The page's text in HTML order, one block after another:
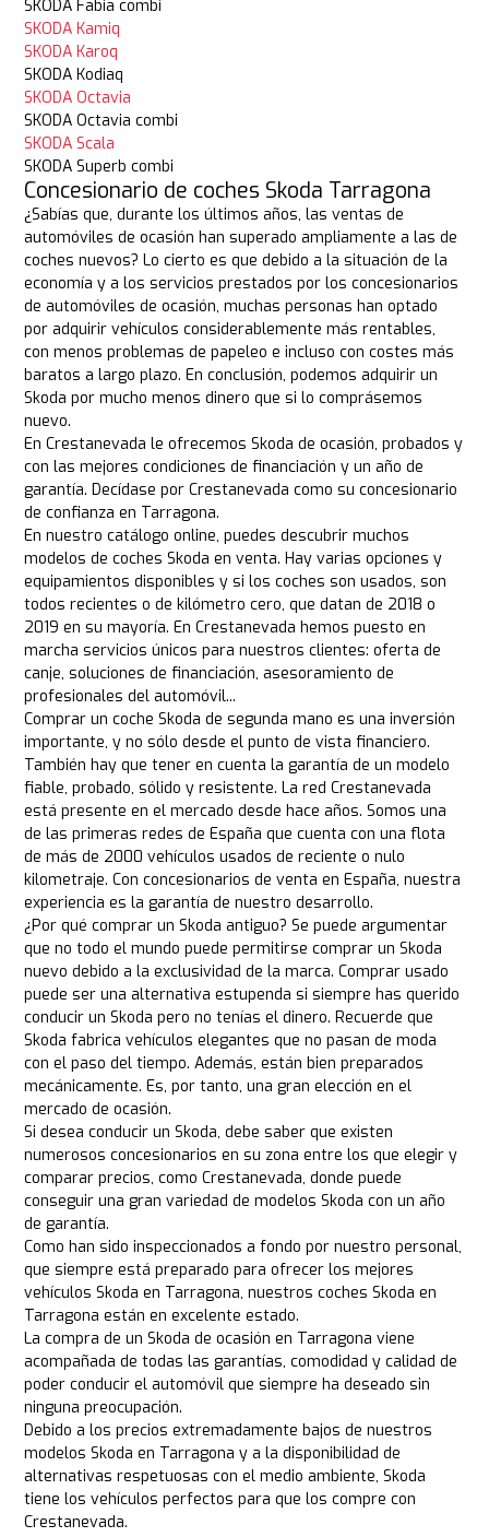
SKODA Fabia combi
SKODA Kamiq
SKODA Karoq
SKODA Kodiaq
SKODA Octavia
SKODA Octavia combi
SKODA Scala
SKODA Superb combi
Concesionario de coches Skoda Tarragona
¿Sabías que, durante los últimos años, las ventas de
automóviles de ocasión han superado ampliamente a las de
coches nuevos? Lo cierto es que debido a la situación de la
economía y a los servicios prestados por los concesionarios
de automóviles de ocasión, muchas personas han optado
por adquirir vehículos considerablemente más rentables,
con menos problemas de papeleo e incluso con costes más
baratos a largo plazo. En conclusión, podemos adquirir un
Skoda por mucho menos dinero que si lo comprásemos
nuevo.
En Crestanevada le ofrecemos Skoda de ocasión, probados y
con las mejores condiciones de financiación y un año de
garantía. Decídase por Crestanevada como su concesionario
de confianza en Tarragona.
En nuestro catálogo online, puedes descubrir muchos
modelos de coches Skoda en venta. Hay varias opciones y
equipamientos disponibles y si los coches son usados, son
todos recientes o de kilómetro cero, que datan de 2018 o
2019 en su mayoría. En Crestanevada hemos puesto en
marcha servicios únicos para nuestros clientes: oferta de
canje, soluciones de financiación, asesoramiento de
profesionales del automóvil...
Comprar un coche Skoda de segunda mano es una inversión
importante, y no sólo desde el punto de vista financiero.
También hay que tener en cuenta la garantía de un modelo
fiable, probado, sólido y resistente. La red Crestanevada
está presente en el mercado desde hace años. Somos una
de las primeras redes de España que cuenta con una flota
de más de 2000 vehículos usados de reciente o nulo
kilometraje. Con concesionarios de venta en España, nuestra
experiencia es la garantía de nuestro desarrollo.
¿Por qué comprar un Skoda antiguo? Se puede argumentar
que no todo el mundo puede permitirse comprar un Skoda
nuevo debido a la exclusividad de la marca. Comprar usado
puede ser una alternativa estupenda si siempre has querido
conducir un Skoda pero no tenías el dinero. Recuerde que
Skoda fabrica vehículos elegantes que no pasan de moda
con el paso del tiempo. Además, están bien preparados
mecánicamente. Es, por tanto, una gran elección en el
mercado de ocasión.
Si desea conducir un Skoda, debe saber que existen
numerosos concesionarios en su zona entre los que elegir y
comparar precios, como Crestanevada, donde puede
conseguir una gran variedad de modelos Skoda con un año
de garantía.
Como han sido inspeccionados a fondo por nuestro personal,
que siempre está preparado para ofrecer los mejores
vehículos Skoda en Tarragona, nuestros coches Skoda en
Tarragona están en excelente estado.
La compra de un Skoda de ocasión en Tarragona viene
acompañada de todas las garantías, comodidad y calidad de
poder conducir el automóvil que siempre ha deseado sin
ninguna preocupación.
Debido a los precios extremadamente bajos de nuestros
modelos Skoda en Tarragona y a la disponibilidad de
alternativas respetuosas con el medio ambiente, Skoda
tiene los vehículos perfectos para que los compre con
Crestanevada.